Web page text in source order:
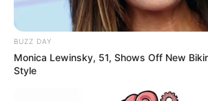
BUZZ DAY
Monica Lewinsky, 51, Shows Off New
Style